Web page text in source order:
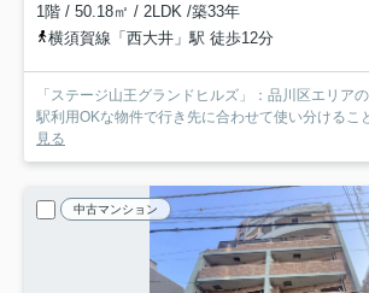
1階 / 50.18㎡ / 2LDK /築33年
横須賀線「西大井」駅 徒歩12分
「ステージ山王グランドヒルズ」：品川区エリア
駅利用OKな物件で行き先に合わせて使い分けるこ
見る
中古マンション